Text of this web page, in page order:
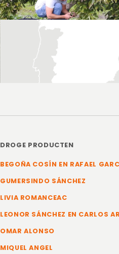
DROGE PRODUCTEN
BEGOÑA COSÍN EN RAFAEL
GUMERSINDO SÁNCHEZ
LIVIA ROMANCEAC
LEONOR SÁNCHEZ EN CARLOS
OMAR ALONSO
MIQUEL ANGEL